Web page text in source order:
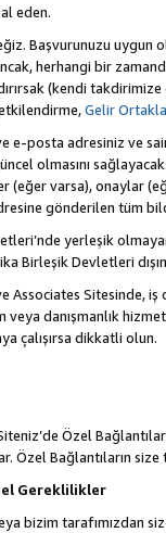
eden.
Başvurunuzu uygun
herhangi bir
(kendi
Gelir
e-posta adresiniz ve
olmasını
(eğer varsa), onaylar
gönderilen tüm
yerleşik
Birleşik Devletleri
Sitesinde,
danışmanlık
çalışırsa dikkatli olun.
Özel
Özel Bağlantıların
Gereklilikler
bizim tarafımızdan